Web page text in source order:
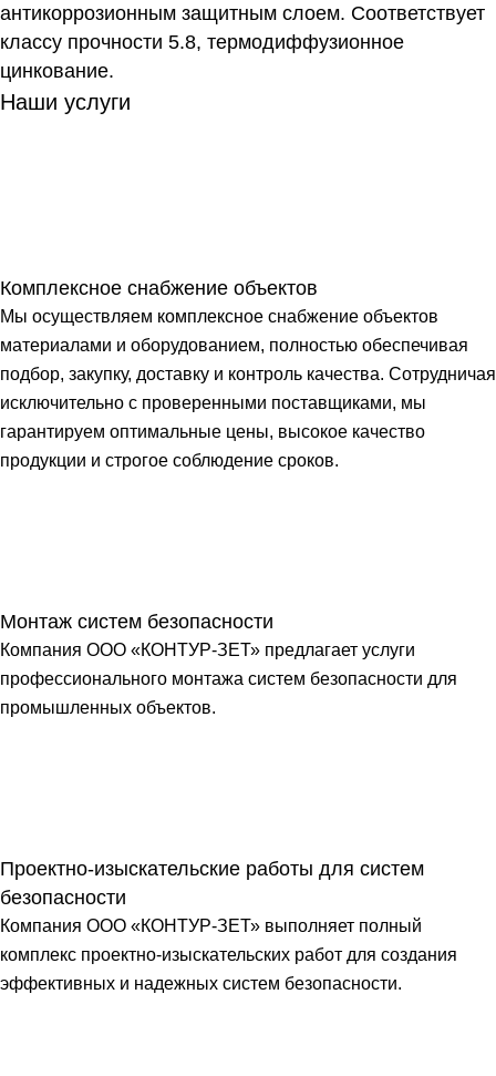
антикоррозионным защитным слоем. Соответствует
классу прочности 5.8, термодиффузионное
цинкование.
Наши услуги
Комплексное снабжение объектов
Мы осуществляем комплексное снабжение объектов
материалами и оборудованием, полностью обеспечивая
подбор, закупку, доставку и контроль качества. Сотрудничая
исключительно с проверенными поставщиками, мы
гарантируем оптимальные цены, высокое качество
продукции и строгое соблюдение сроков.
Монтаж систем безопасности
Компания ООО «КОНТУР-ЗЕТ» предлагает услуги
профессионального монтажа систем безопасности для
промышленных объектов.
Проектно-изыскательские работы для систем
безопасности
Компания ООО «КОНТУР-ЗЕТ» выполняет полный
комплекс проектно-изыскательских работ для создания
эффективных и надежных систем безопасности.